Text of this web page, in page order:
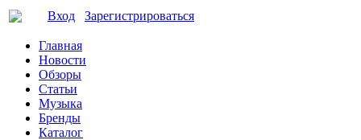
Вход Зарегистрироваться
Главная
Новости
Обзоры
Статьи
Музыка
Бренды
Каталог